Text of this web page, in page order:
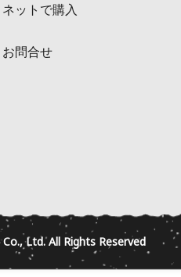
ネットで購入
お問合せ
Co., Ltd. All Rights Reserved